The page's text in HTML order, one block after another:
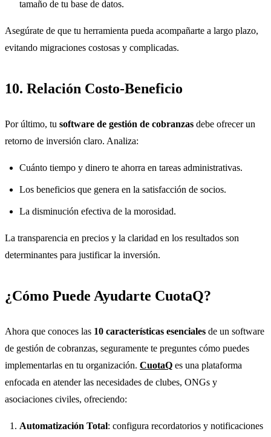
tamaño de tu base de datos.
Asegúrate de que tu herramienta pueda acompañarte a largo plazo,
evitando migraciones costosas y complicadas.
10. Relación Costo-Beneficio
Por último, tu software de gestión de cobranzas debe ofrecer un
retorno de inversión claro. Analiza:
Cuánto tiempo y dinero te ahorra en tareas administrativas.
Los beneficios que genera en la satisfacción de socios.
La disminución efectiva de la morosidad.
La transparencia en precios y la claridad en los resultados son
determinantes para justificar la inversión.
¿Cómo Puede Ayudarte CuotaQ?
Ahora que conoces las 10 características esenciales de un software
de gestión de cobranzas, seguramente te preguntes cómo puedes
implementarlas en tu organización. CuotaQ es una plataforma
enfocada en atender las necesidades de clubes, ONGs y
asociaciones civiles, ofreciendo:
Automatización Total: configura recordatorios y notificaciones